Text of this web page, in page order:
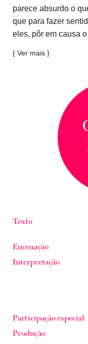
parece absurdo o
que para fazer
eles, pôr em causa
{ Ver mais }
Texto
Encenação
Interpretação
Participação especial
Produção